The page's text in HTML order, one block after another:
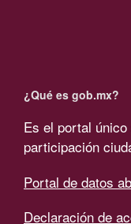
¿Qué es gob.mx?
Es el portal
participación
Portal de datos
Declaración de